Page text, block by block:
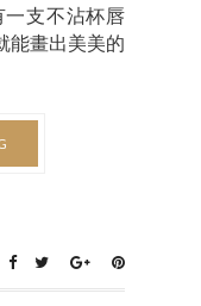
一支不沾杯唇
能畫出美美的